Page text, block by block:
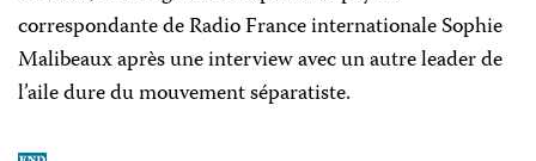
correspondante de Radio France internationale Sophie
Malibeaux après une interview avec un autre leader de
l’aile dure du mouvement séparatiste.